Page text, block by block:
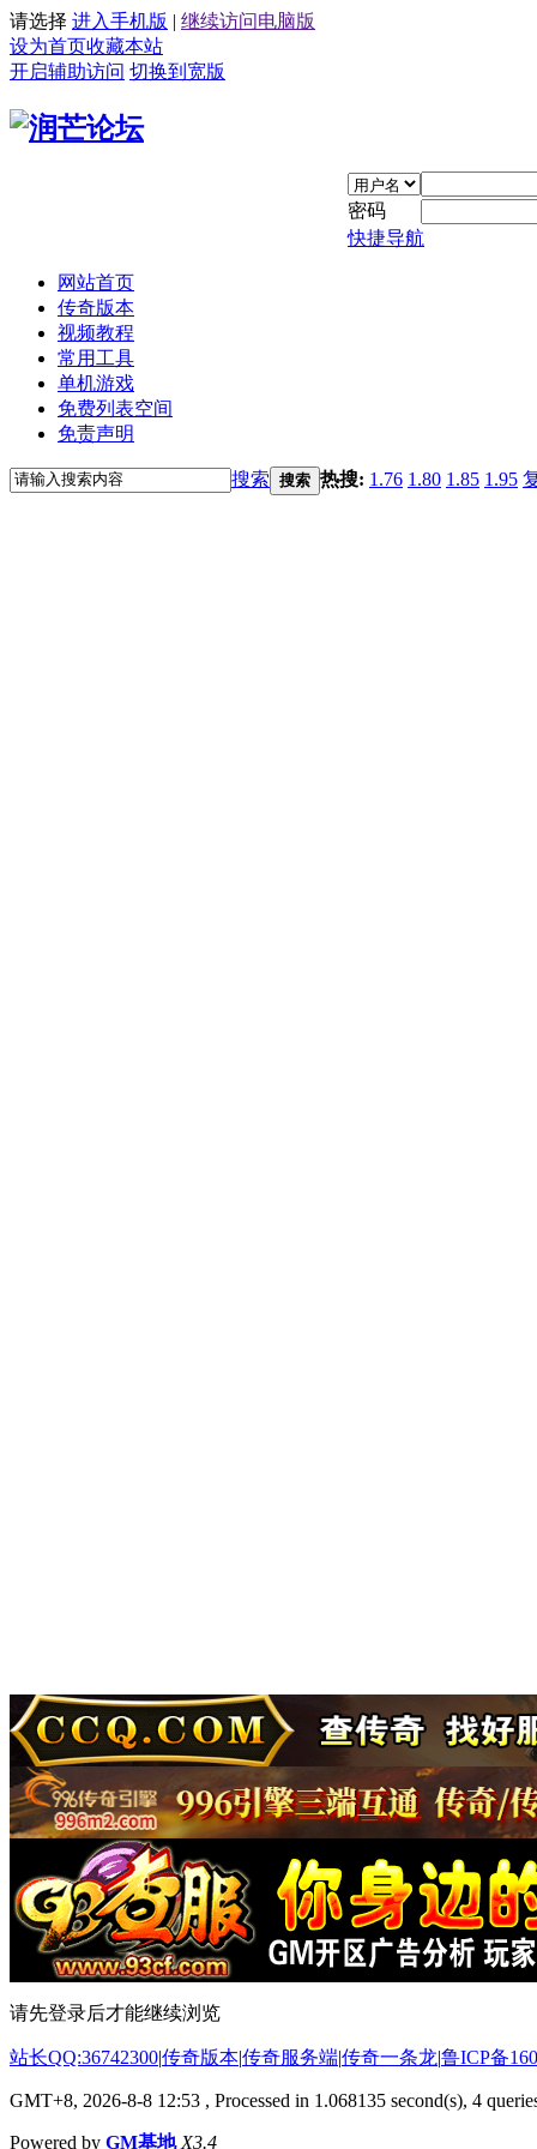
请选择 进入手机版 | 继续访问电脑版
设为首页收藏本站
开启辅助访问 切换到宽版
密码
快捷导航
网站首页
传奇版本
视频教程
常用工具
单机游戏
免费列表空间
免责声明
搜索 搜索 热搜: 1.76 1.80 1.85 1.95
请先登录后才能继续浏览
站长QQ:36742300|传奇版本|传奇服务端|传奇一条龙|鲁ICP备
GMT+8, 2026-8-8 12:53 , Processed in 1.068135 second(s), 4
Powered by GM基地 X3.4